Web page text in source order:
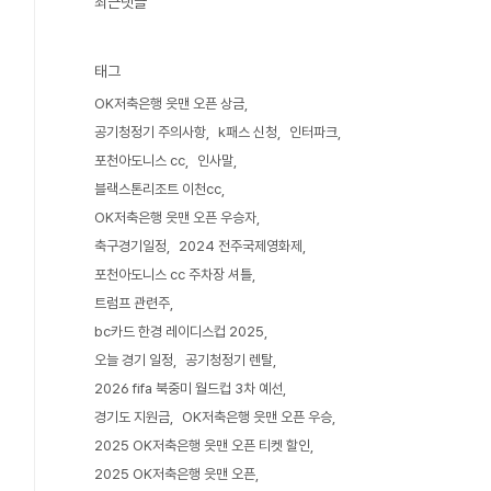
태그
OK저축은행 읏맨 오픈 상금
공기청정기 주의사항
k패스 신청
인터파크
포천아도니스 cc
인사말
블랙스톤리조트 이천cc
OK저축은행 읏맨 오픈 우승자
축구경기일정
2024 전주국제영화제
포천아도니스 cc 주차장 셔틀
트럼프 관련주
bc카드 한경 레이디스컵 2025
오늘 경기 일정
공기청정기 렌탈
2026 fifa 북중미 월드컵 3차 예선
경기도 지원금
OK저축은행 읏맨 오픈 우승
2025 OK저축은행 읏맨 오픈 티켓 할인
2025 OK저축은행 읏맨 오픈